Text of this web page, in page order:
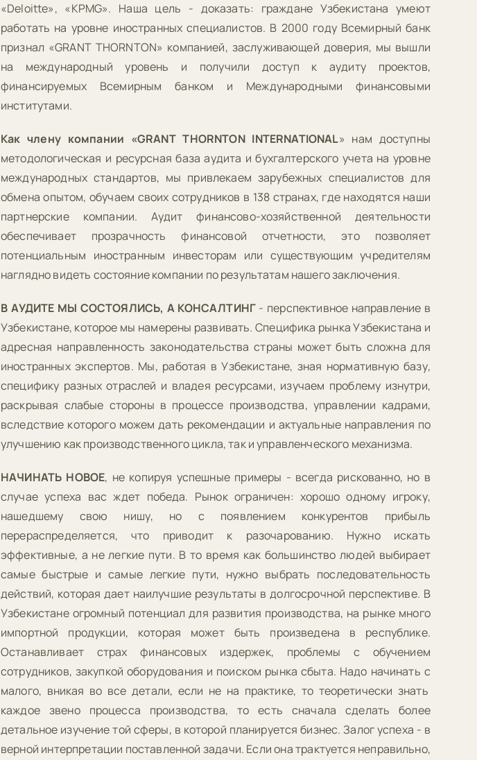
«Deloitte», «KPMG». Наша цель - доказать: граждане Узбекистана умеют
работать на уровне иностранных специалистов. В 2000 году Всемирный банк
признал «GRANT THORNTON» компанией, заслуживающей доверия, мы вышли
на международный уровень и получили доступ к аудиту проектов,
финансируемых Всемирным банком и Международными финансовыми
институтами.
Как члену компании «GRANT THORNTON INTERNATIONAL» нам доступны
методологическая и ресурсная база аудита и бухгалтерского учета на уровне
международных стандартов, мы привлекаем зарубежных специалистов для
обмена опытом, обучаем своих сотрудников в 138 странах, где находятся наши
партнерские компании. Аудит финансово-хозяйственной деятельности
обеспечивает прозрачность финансовой отчетности, это позволяет
потенциальным иностранным инвесторам или существующим учредителям
наглядно видеть состояние компании по результатам нашего заключения.
В АУДИТЕ МЫ СОСТОЯЛИСЬ, А КОНСАЛТИНГ - перспективное направление в
Узбекистане, которое мы намерены развивать. Специфика рынка Узбекистана и
адресная направленность законодательства страны может быть сложна для
иностранных экспертов. Мы, работая в Узбекистане, зная нормативную базу,
специфику разных отраслей и владея ресурсами, изучаем проблему изнутри,
раскрывая слабые стороны в процессе производства, управлении кадрами,
вследствие которого можем дать рекомендации и актуальные направления по
улучшению как производственного цикла, так и управленческого механизма.
НАЧИНАТЬ НОВОЕ, не копируя успешные примеры - всегда рискованно, но в
случае успеха вас ждет победа. Рынок ограничен: хорошо одному игроку,
нашедшему свою нишу, но с появлением конкурентов прибыль
перераспределяется, что приводит к разочарованию. Нужно искать
эффективные, а не легкие пути. В то время как большинство людей выбирает
самые быстрые и самые легкие пути, нужно выбрать последовательность
действий, которая дает наилучшие результаты в долгосрочной перспективе. В
Узбекистане огромный потенциал для развития производства, на рынке много
импортной продукции, которая может быть произведена в республике.
Останавливает страх финансовых издержек, проблемы с обучением
сотрудников, закупкой оборудования и поиском рынка сбыта. Надо начинать с
малого, вникая во все детали, если не на практике, то теоретически знать
каждое звено процесса производства, то есть сначала сделать более
детальное изучение той сферы, в которой планируется бизнес. Залог успеха - в
верной интерпретации поставленной задачи. Если она трактуется неправильно,